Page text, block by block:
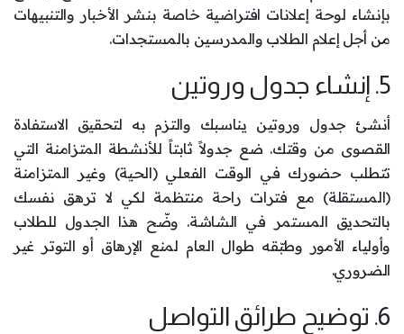
بإنشاء لوحة إعلانات افتراضية خاصة بنشر الأخبار والتنبيهات
من أجل إعلام الطلاب والمدرسين بالمستجدات.
5. إنشاء جدول وروتين
أنشئ جدول وروتين يناسبك والتزم به لتحقيق الاستفادة
القصوى من وقتك. ضع جدولاً ثابتاً للأنشطة المتزامنة التي
تتطلب حضورك في الوقت الفعلي (الحية) وغير المتزامنة
(المستقلة) مع فترات راحة منتظمة لكي لا ترهق نفسك
بالتحديق المستمر في الشاشة. وضّح هذا الجدول للطلاب
وأولياء الأمور وطبّقه طوال العام لمنع الإرهاق أو التوتر غير
الضروري.
6. توضيح طرائق التواصل